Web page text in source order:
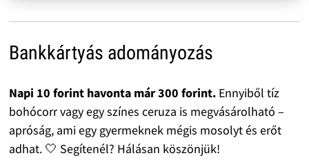
Bankkártyás adományozás
Napi 10 forint havonta már 300 forint.Ennyiből tíz
bohócorr vagy egy színes ceruza is megvásárolható –
apróság, ami egy gyermeknek mégis mosolyt és erőt
adhat. 🤍 Segítenél? Hálásan köszönjük!